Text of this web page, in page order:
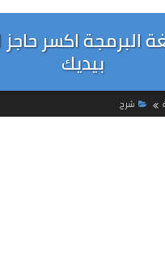
البرمجة اكسر
بيديك
شرح